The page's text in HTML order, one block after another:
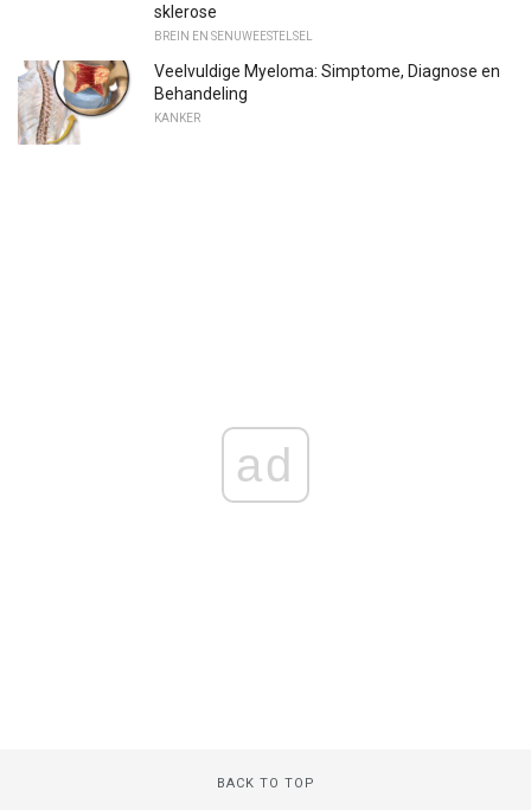
sklerose
BREIN EN SENUWEESTELSEL
Veelvuldige Myeloma: Simptome, Diagnose en
Behandeling
KANKER
ad
BACK TO TOP